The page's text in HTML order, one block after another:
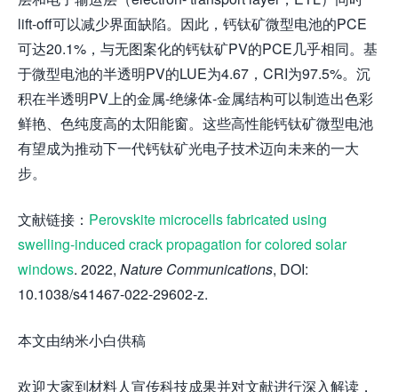
lift-off可以减少界面缺陷。因此，钙钛矿微型电池的PCE
可达20.1%，与无图案化的钙钛矿PV的PCE几乎相同。基
于微型电池的半透明PV的LUE为4.67，CRI为97.5%。沉
积在半透明PV上的金属-绝缘体-金属结构可以制造出色彩
鲜艳、色纯度高的太阳能窗。这些高性能钙钛矿微型电池
有望成为推动下一代钙钛矿光电子技术迈向未来的一大
步。
文献链接： Perovskite microcells fabricated using
swelling-induced crack propagation for colored solar
windows. 2022, Nature Communications, DOI:
10.1038/s41467-022-29602-z.
本文由纳米小白供稿
欢迎大家到材料人宣传科技成果并对文献进行深入解读，